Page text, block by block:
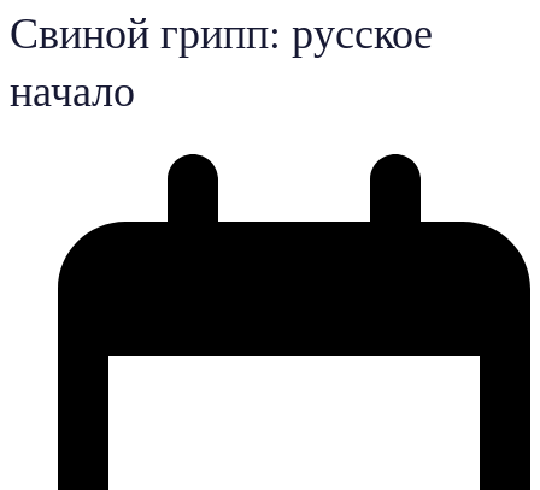
Свиной грипп: русское
начало